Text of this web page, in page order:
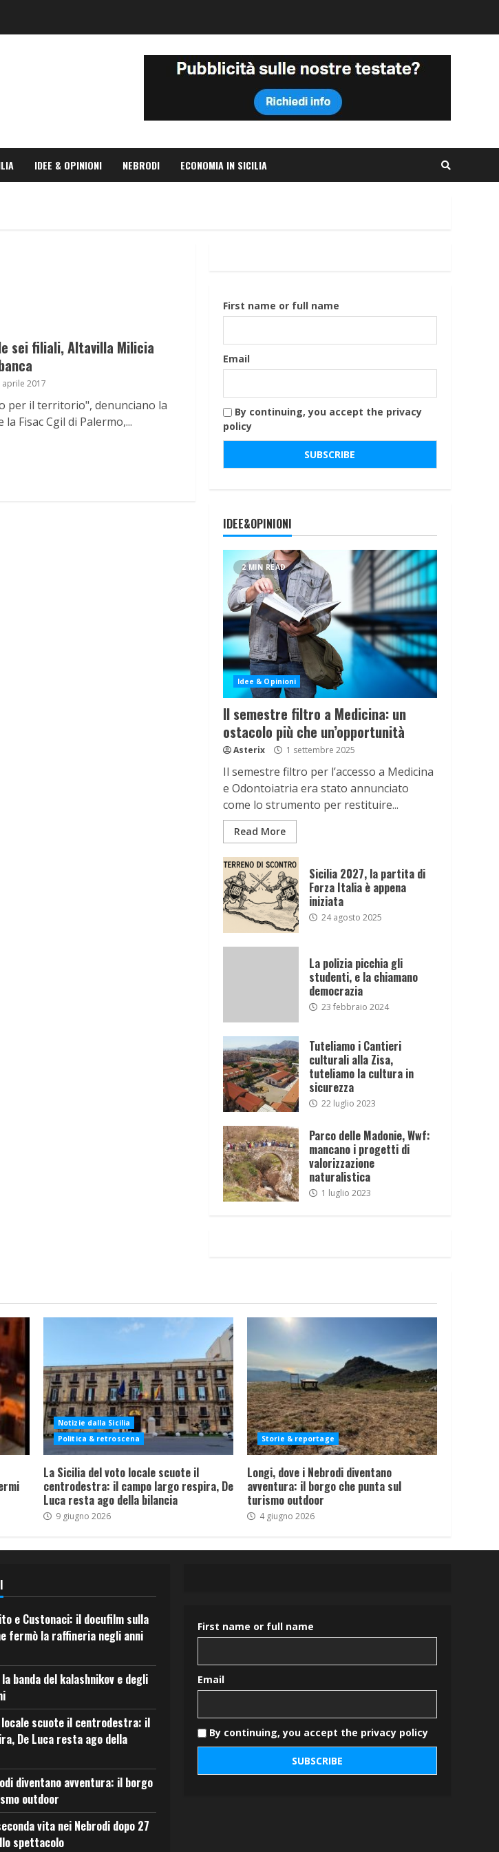
IDEE & OPINIONI NEBRODI ECONOMIA IN SICILIA
sei filiali, Altavilla Milicia
aprile 2017
per il territorio", denunciano la
Fisac Cgil di Palermo,...
First name or full name
Email
By continuing, you accept the privacy
policy
IDEE&OPINIONI
2 MIN READ
Idee & Opinioni
Il semestre filtro a Medicina: un
ostacolo più che un’opportunità
Asterix 1 settembre 2025
Il semestre filtro per l’accesso a Medicina
e Odontoiatria era stato annunciato
come lo strumento per restituire...
Read More
Sicilia 2027, la partita di
Forza Italia è appena
iniziata
24 agosto 2025
La polizia picchia gli
studenti, e la chiamano
democrazia
23 febbraio 2024
Tuteliamo i Cantieri
culturali alla Zisa,
tuteliamo la cultura in
sicurezza
22 luglio 2023
Parco delle Madonie, Wwf:
mancano i progetti di
valorizzazione
naturalistica
1 luglio 2023
Notizie dalla Sicilia
Politica & retroscena
La Sicilia del voto locale scuote il
centrodestra: il campo largo respira, De
Luca resta ago della bilancia
9 giugno 2026
Storie & reportage
Longi, dove i Nebrodi diventano
avventura: il borgo che punta sul
turismo outdoor
4 giugno 2026
e Custonaci: il docufilm sulla
fermò la raffineria negli anni
banda del kalashnikov e degli
scuote il centrodestra: il
De Luca resta ago della
diventano avventura: il borgo
outdoor
vita nei Nebrodi dopo 27
spettacolo
First name or full name
Email
By continuing, you accept the privacy policy